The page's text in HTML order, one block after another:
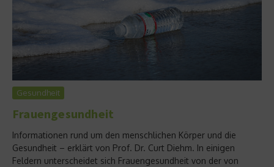
Gesundheit
Frauengesundheit
Informationen rund um den menschlichen Körper und die
Gesundheit – erklärt von Prof. Dr. Curt Diehm. In einigen
Feldern unterscheidet sich Frauengesundheit von der von